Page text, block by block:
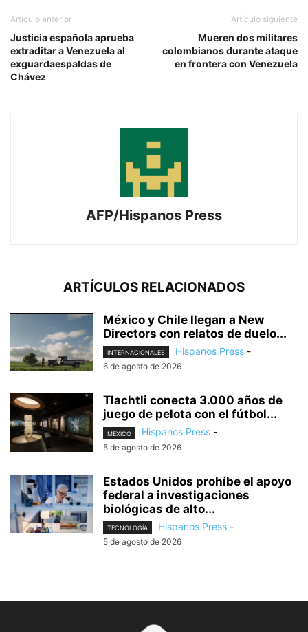
Artículo anterior
Justicia española aprueba
extraditar a Venezuela al
exguardaespaldas de
Chávez
Artículo siguiente
Mueren dos militares
colombianos durante ataque
en frontera con Venezuela
AFP/Hispanos Press
ARTÍCULOS RELACIONADOS
México y Chile llegan a New
Directors con relatos de duelo...
INTERNACIONALES Hispanos Press -
6 de agosto de 2026
Tlachtli conecta 3.000 años de
juego de pelota con el fútbol...
MÉXICO Hispanos Press -
5 de agosto de 2026
Estados Unidos prohíbe el apoyo
federal a investigaciones
biológicas de alto...
TECNOLOGÍA Hispanos Press -
5 de agosto de 2026